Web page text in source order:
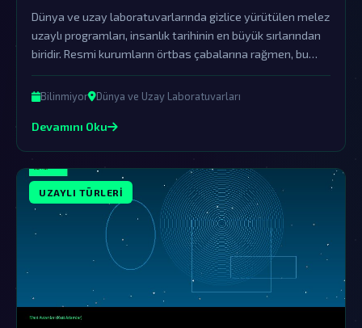
Dünya ve uzay laboratuvarlarında gizlice yürütülen melez
uzaylı programları, insanlık tarihinin en büyük sırlarından
biridir. Resmi kurumların örtbas çabalarına rağmen, bu
hybrid varlıkların varlığına dair deliller giderek artmaktadır.
Bilinmiyor Dünya ve Uzay Laboratuvarları
Devamını Oku
UZAYLI TÜRLERI